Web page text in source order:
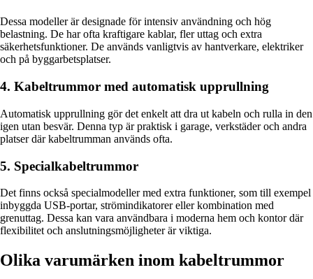
Dessa modeller är designade för intensiv användning och hög
belastning. De har ofta kraftigare kablar, fler uttag och extra
säkerhetsfunktioner. De används vanligtvis av hantverkare, elektriker
och på byggarbetsplatser.
4. Kabeltrummor med automatisk upprullning
Automatisk upprullning gör det enkelt att dra ut kabeln och rulla in den
igen utan besvär. Denna typ är praktisk i garage, verkstäder och andra
platser där kabeltrumman används ofta.
5. Specialkabeltrummor
Det finns också specialmodeller med extra funktioner, som till exempel
inbyggda USB-portar, strömindikatorer eller kombination med
grenuttag. Dessa kan vara användbara i moderna hem och kontor där
flexibilitet och anslutningsmöjligheter är viktiga.
Olika varumärken inom kabeltrummor